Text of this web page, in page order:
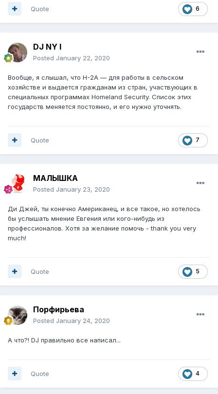
6
Quote
DJ NY I
Posted January 22, 2020
Вообще, я слышал, что H-2A — для работы в сельском
хозяйстве и выдается гражданам из стран, участвующих в
специальных программах Homeland Security. Список этих
государств меняется постоянно, и его нужно уточнять.
7
Quote
МАЛЫШКА
Posted January 23, 2020
Ди Джей, ты конечно Американец, и все такое, но хотелось
бы услышать мнение Евгения или кого-нибудь из
профессионалов. Хотя за желание помочь - thank you very
much!
5
Quote
Порфирьева
Posted January 24, 2020
А что?! DJ правильно все написал...
4
Quote